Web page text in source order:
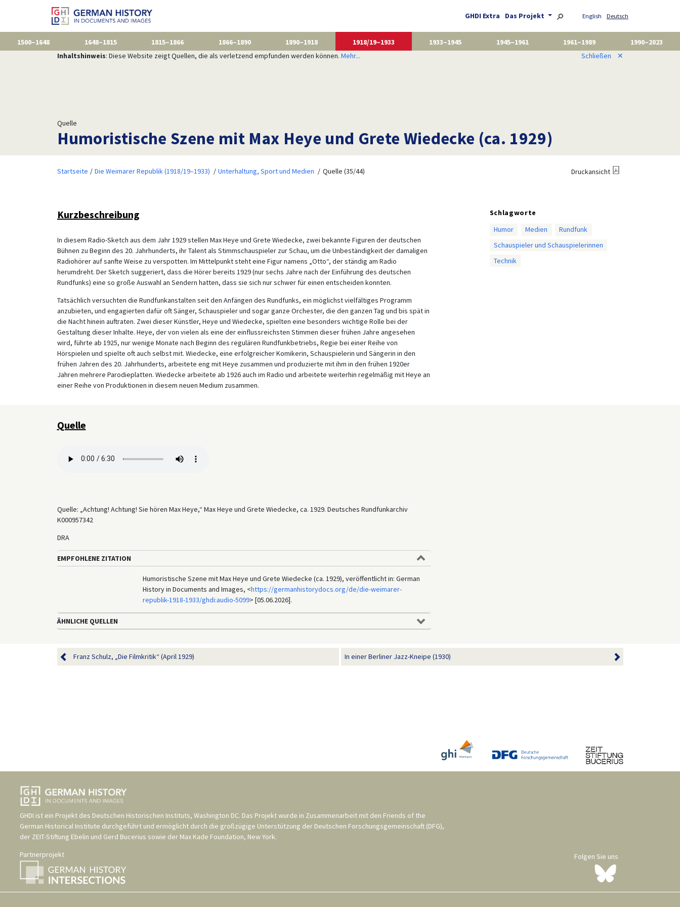
GHDI Extra Das Projekt English Deutsch
1500–1648 1648–1815 1815–1866 1866–1890 1890–1918 1918/19–1933 1933–1945 1945–1961 1961–1989
1990–2023
Inhaltshinweis: Diese Website zeigt Quellen, die als verletzend empfunden werden können. Mehr... Schließen ✕
Quelle
Humoristische Szene mit Max Heye und Grete Wiedecke (ca. 1929)
Startseite Die Weimarer Republik (1918/19–1933) Unterhaltung, Sport und Medien Quelle (35/44) Druckansicht
Kurzbeschreibung
In diesem Radio-Sketch aus dem Jahr 1929 stellen Max Heye und Grete Wiedecke, zwei bekannte Figuren der deutschen
Bühnen zu Beginn des 20. Jahrhunderts, ihr Talent als Stimmschauspieler zur Schau, um die Unbeständigkeit der damaligen
Radiohörer auf sanfte Weise zu verspotten. Im Mittelpunkt steht eine Figur namens „Otto“, der ständig am Radio
herumdreht. Der Sketch suggeriert, dass die Hörer bereits 1929 (nur sechs Jahre nach der Einführung des deutschen
Rundfunks) eine so große Auswahl an Sendern hatten, dass sie sich nur schwer für einen entscheiden konnten.
Tatsächlich versuchten die Rundfunkanstalten seit den Anfängen des Rundfunks, ein möglichst vielfältiges Programm
anzubieten, und engagierten dafür oft Sänger, Schauspieler und sogar ganze Orchester, die den ganzen Tag und bis spät in
die Nacht hinein auftraten. Zwei dieser Künstler, Heye und Wiedecke, spielten eine besonders wichtige Rolle bei der
Gestaltung dieser Inhalte. Heye, der von vielen als eine der einflussreichsten Stimmen dieser frühen Jahre angesehen
wird, führte ab 1925, nur wenige Monate nach Beginn des regulären Rundfunkbetriebs, Regie bei einer Reihe von
Hörspielen und spielte oft auch selbst mit. Wiedecke, eine erfolgreicher Komikerin, Schauspielerin und Sängerin in den
frühen Jahren des 20. Jahrhunderts, arbeitete eng mit Heye zusammen und produzierte mit ihm in den frühen 1920er
Jahren mehrere Parodieplatten. Wiedecke arbeitete ab 1926 auch im Radio und arbeitete weiterhin regelmäßig mit Heye an
einer Reihe von Produktionen in diesem neuen Medium zusammen.
Schlagworte
Humor
Medien
Rundfunk
Schauspieler und Schauspielerinnen
Technik
Quelle
Quelle: „Achtung! Achtung! Sie hören Max Heye,“ Max Heye und Grete Wiedecke, ca. 1929. Deutsches Rundfunkarchiv
K000957342
DRA
EMPFOHLENE ZITATION
Humoristische Szene mit Max Heye und Grete Wiedecke (ca. 1929), veröffentlicht in: German
History in Documents and Images, <https://germanhistorydocs.org/de/die-weimarer-
republik-1918-1933/ghdi:audio-5099> [05.06.2026].
ÄHNLICHE QUELLEN
Franz Schulz, „Die Filmkritik“ (April 1929) In einer Berliner Jazz-Kneipe (1930)
GHDI ist ein Projekt des Deutschen Historischen Instituts, Washington DC. Das Projekt wurde in Zusammenarbeit mit den Friends of the
German Historical Institute durchgeführt und ermöglicht durch die großzügige Unterstützung der Deutschen Forschungsgemeinschaft (DFG),
der ZEIT-Stiftung Ebelin und Gerd Bucerius sowie der Max Kade Foundation, New York.
Partnerprojekt
Folgen Sie uns